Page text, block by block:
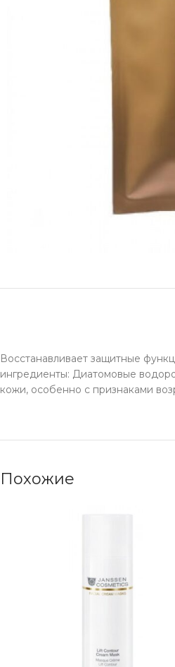
Восстанавливает защитные
ингредиенты: Диатомовые
кожи, особенно с признаками
Похожие